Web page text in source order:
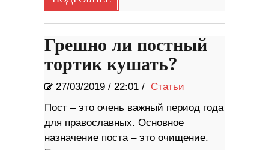
Грешно ли постный
тортик кушать?
27/03/2019 / 22:01 / Статьи
Пост – это очень важный период года
для православных. Основное
назначение поста – это очищение.